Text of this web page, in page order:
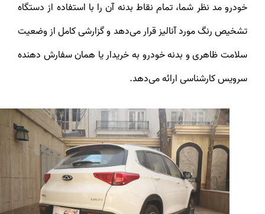
خودرو مد نظر شما، تمام نقاط بدنه آن را با استفاده از دستگاه
تشخیص رنگ مورد آنالیز قرار می‌دهد و گزارشی کامل از وضعیت
سلامت ظاهری و بدنه خودرو به خریدار یا همان سفارش دهنده
سرویس کارشناسی ارائه می‌دهد.